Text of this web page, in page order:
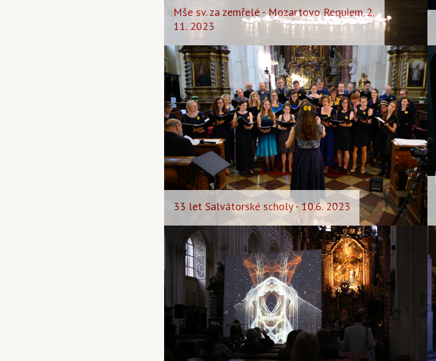
Mše sv. za zemřelé - Mozartovo Requiem 2.
11. 2023
33 let Salvátorské scholy - 10.6. 2023